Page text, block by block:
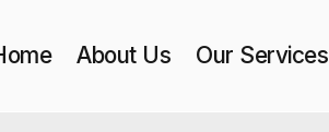
About Us Our Services